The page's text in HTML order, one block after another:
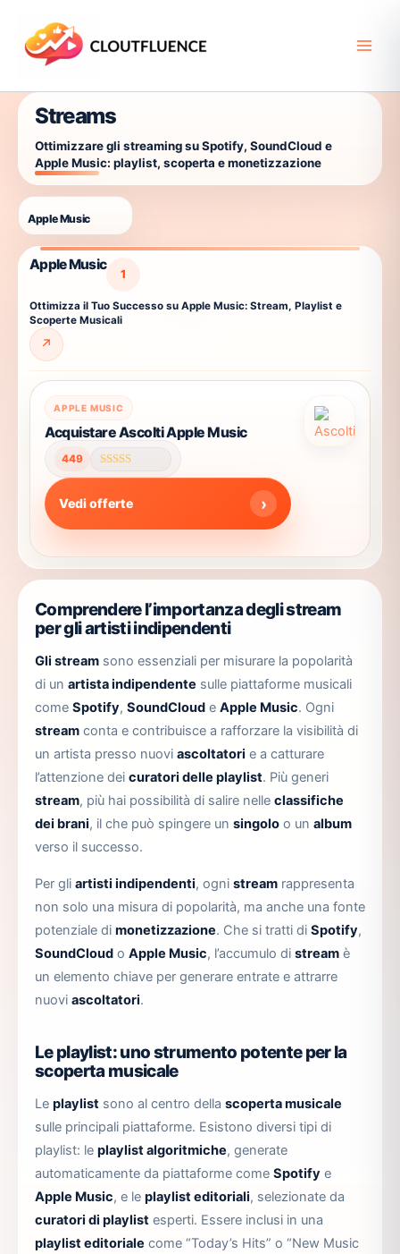
contenuto
Streams
Ottimizzare gli streaming su Spotify, SoundCloud e
Apple Music: playlist, scoperta e monetizzazione
Apple Music
Apple Music
1
Ottimizza il Tuo Successo su Apple Music: Stream, Playlist e
Scoperte Musicali
↗
APPLE MUSIC
Acquistare Ascolti Apple Music
Valutato
su 5
449
Vedi offerte
Questo
prodotto
varianti.
Le
opzioni
essere
nella
pagina
del
prodotto
Comprendere l’importanza degli stream
per gli artisti indipendenti
Gli stream sono essenziali per misurare la popolarità
di un artista indipendente sulle piattaforme musicali
come Spotify, SoundCloud e Apple Music. Ogni
stream conta e contribuisce a rafforzare la visibilità di
un artista presso nuovi ascoltatori e a catturare
l’attenzione dei curatori delle playlist. Più generi
stream, più hai possibilità di salire nelle classifiche
dei brani, il che può spingere un singolo o un album
verso il successo.
Per gli artisti indipendenti, ogni stream rappresenta
non solo una misura di popolarità, ma anche una fonte
potenziale di monetizzazione. Che si tratti di Spotify,
SoundCloud o Apple Music, l’accumulo di stream è
un elemento chiave per generare entrate e attrarre
nuovi ascoltatori.
Le playlist: uno strumento potente per la
scoperta musicale
Le playlist sono al centro della scoperta musicale
sulle principali piattaforme. Esistono diversi tipi di
playlist: le playlist algoritmiche, generate
automaticamente da piattaforme come Spotify e
Apple Music, e le playlist editoriali, selezionate da
curatori di playlist esperti. Essere inclusi in una
playlist editoriale come “Today’s Hits” o “New Music